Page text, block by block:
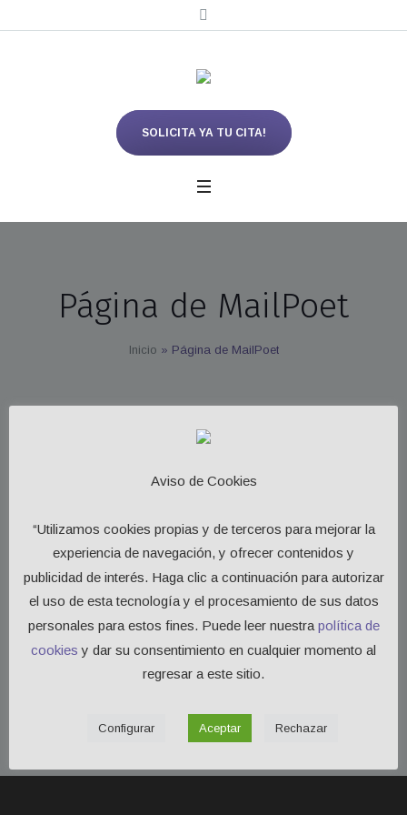
SOLICITA YA TU CITA!
Página de MailPoet
Inicio » Página de MailPoet
10 de enero de 2025 administrador-polcom
[mailpoet_page]
0
Aviso de Cookies
“Utilizamos cookies propias y de terceros para mejorar la
experiencia de navegación, y ofrecer contenidos y
publicidad de interés. Haga clic a continuación para autorizar
el uso de esta tecnología y el procesamiento de sus datos
personales para estos fines. Puede leer nuestra política de
cookies y dar su consentimiento en cualquier momento al
regresar a este sitio.
Configurar Aceptar Rechazar